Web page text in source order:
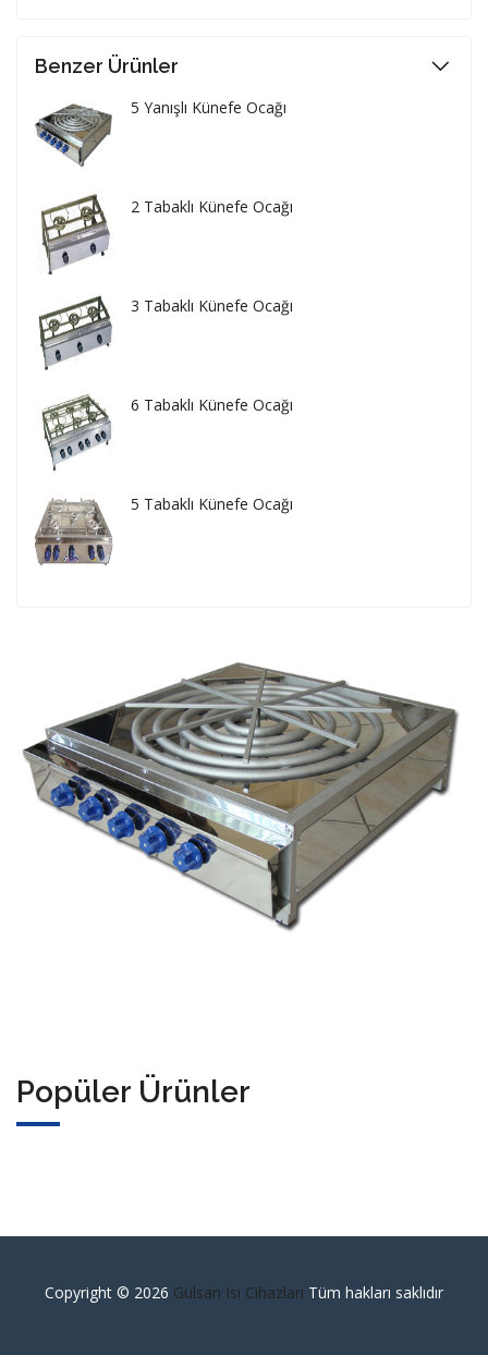
Benzer Ürünler
5 Yanışlı Künefe Ocağı
2 Tabaklı Künefe Ocağı
3 Tabaklı Künefe Ocağı
6 Tabaklı Künefe Ocağı
5 Tabaklı Künefe Ocağı
Popüler Ürünler
Copyright © 2026 Gülsan Isı Cihazları Tüm hakları saklıdır